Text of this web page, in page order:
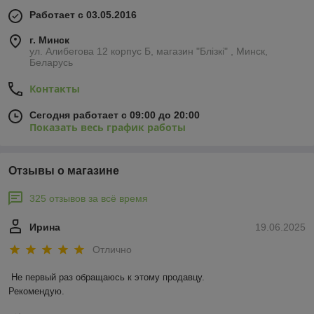
Работает с 03.05.2016
г. Минск
ул. Алибегова 12 корпус Б, магазин "Блiзкi" , Минск,
Беларусь
Контакты
Сегодня работает с 09:00 до 20:00
Показать весь график работы
Отзывы о магазине
325 отзывов за всё время
19.06.2025
Ирина
Отлично
Не первый раз обращаюсь к этому продавцу.
Рекомендую.